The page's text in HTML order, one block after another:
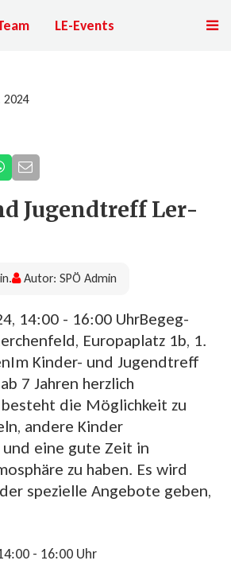
LE-Events
2024
Ju­gend­treff Ler­
Autor: SPÖ Admin
14:00 - 16:00 UhrBe­geg­
Eu­ro­pa­platz 1b, 1.
Kinder- und Jugendtreff
7 Jahren herzlich
die Möglichkeit zu
andere Kinder
und eine gute Zeit in
zu haben. Es wird
spezielle Angebote geben,
- 16:00Uhr